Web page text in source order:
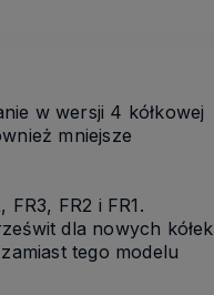
w wersji 4 kółkowej
mniejsze
FR2 i FR1.
dla nowych kółek
tego modelu